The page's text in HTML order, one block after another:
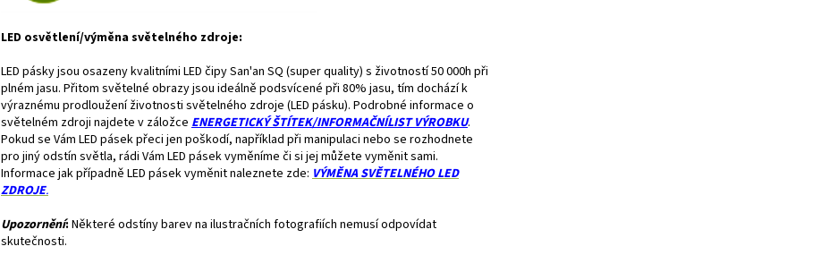
LED osvětlení/výměna světelného zdroje:
LED pásky jsou osazeny kvalitními LED čipy San'an SQ (super quality) s životností 50 000h při
plném jasu. Přitom světelné obrazy jsou ideálně podsvícené při 80% jasu, tím dochází k
výraznému prodloužení životnosti světelného zdroje (LED pásku). Podrobné informace o
světelném zdroji najdete v záložce ENERGETICKÝ ŠTÍTEK/INFORMAČNÍLIST VÝROBKU.
Pokud se Vám LED pásek přeci jen poškodí, například při manipulaci nebo se rozhodnete
pro jiný odstín světla, rádi Vám LED pásek vyměníme či si jej můžete vyměnit sami.
Informace jak případně LED pásek vyměnit naleznete zde: VÝMĚNASVĚTELNÉHO LED
ZDROJE.
Upozornění: Některé odstíny barev na ilustračních fotografiích nemusí odpovídat
skutečnosti.